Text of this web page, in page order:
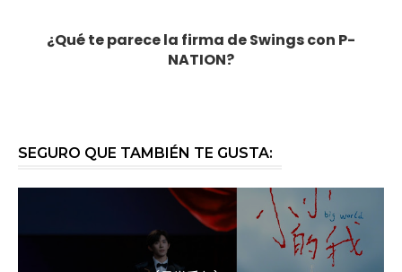
¿Qué te parece la firma de Swings con P-
NATION?
SEGURO QUE TAMBIÉN TE GUSTA: